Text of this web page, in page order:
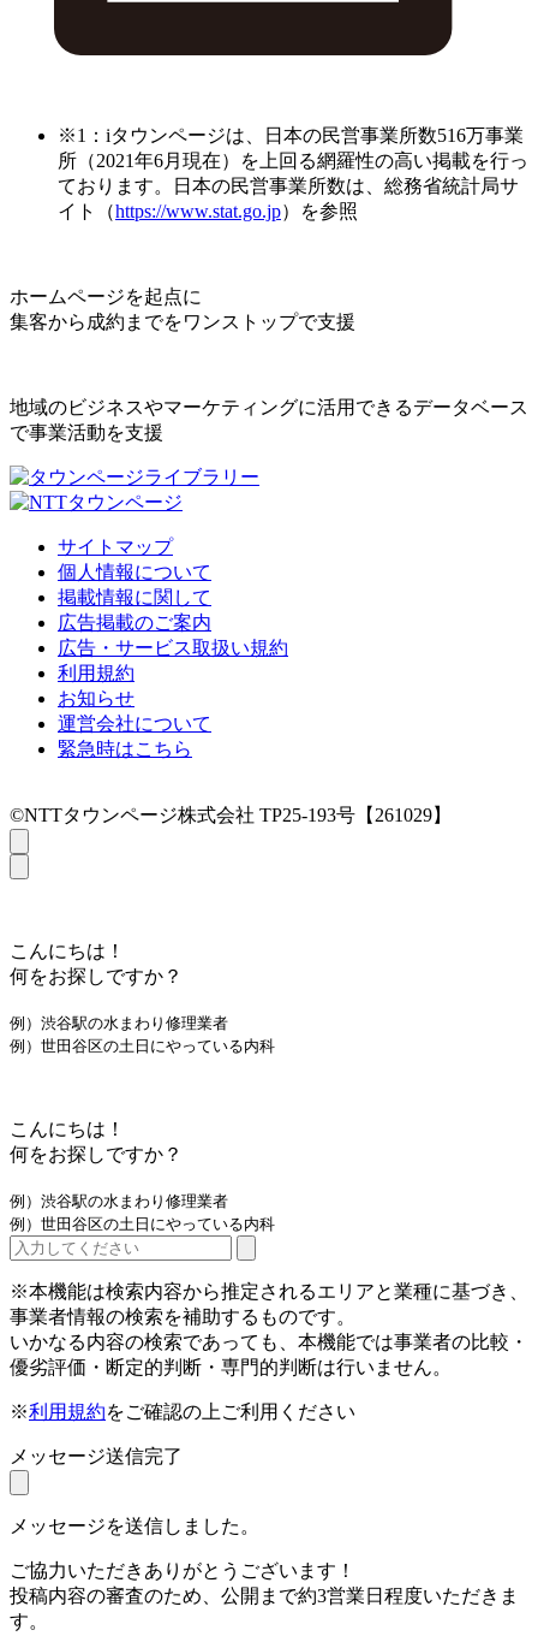
※1：iタウンページは、日本の民営事業所数516万事業
所（2021年6月現在）を上回る網羅性の高い掲載を行っ
ております。日本の民営事業所数は、総務省統計局サ
イト（https://www.stat.go.jp）を参照
ホームページを起点に
集客から成約までをワンストップで支援
地域のビジネスやマーケティングに活用できるデータベース
で事業活動を支援
サイトマップ
個人情報について
掲載情報に関して
広告掲載のご案内
広告・サービス取扱い規約
利用規約
お知らせ
運営会社について
緊急時はこちら
©NTTタウンページ株式会社 TP25-193号【261029】
こんにちは！
何をお探しですか？
例）渋谷駅の水まわり修理業者
例）世田谷区の土日にやっている内科
こんにちは！
何をお探しですか？
例）渋谷駅の水まわり修理業者
例）世田谷区の土日にやっている内科
※本機能は検索内容から推定されるエリアと業種に基づき、
事業者情報の検索を補助するものです。
いかなる内容の検索であっても、本機能では事業者の比較・
優劣評価・断定的判断・専門的判断は行いません。
※利用規約をご確認の上ご利用ください
メッセージ送信完了
メッセージを送信しました。
ご協力いただきありがとうございます！
投稿内容の審査のため、公開まで約3営業日程度いただきま
す。